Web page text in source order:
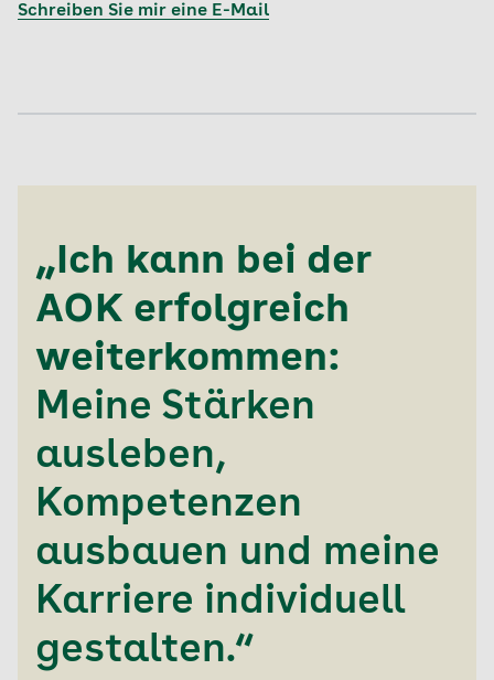
Schreiben Sie mir eine E-Mail
„Ich kann bei der
AOK erfolgreich
weiterkommen:
Meine Stärken
ausleben,
Kompetenzen
ausbauen und meine
Karriere individuell
gestalten.“